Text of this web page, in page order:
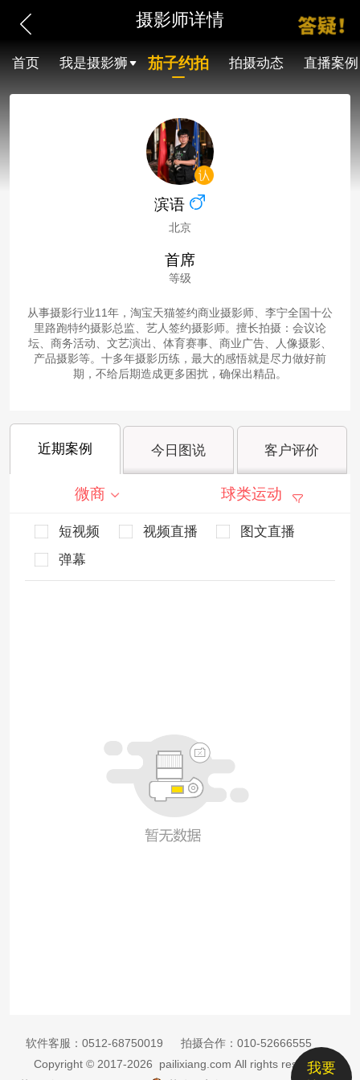
摄影师详情
首页 我是摄影狮 茄子约拍 拍摄动态 直播案例
滨语
北京
首席
等级
从事摄影行业11年，淘宝天猫签约商业摄影师、李宁全国十公
里路跑特约摄影总监、艺人签约摄影师。擅长拍摄：会议论
坛、商务活动、文艺演出、体育赛事、商业广告、人像摄影、
产品摄影等。十多年摄影历练，最大的感悟就是尽力做好前
期，不给后期造成更多困扰，确保出精品。
近期案例 今日图说 客户评价
微商 球类运动
短视频 视频直播
图文直播
弹幕
我要
软件客服： 0512-68750019 拍摄合作： 010-52666555
Copyright © 2017-2026 pailixiang.com All rights reserved